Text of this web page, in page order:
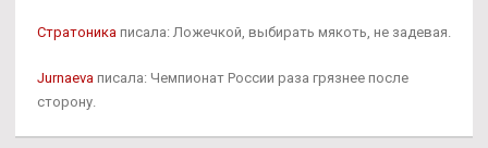
Стратоника писала: Ложечкой, выбирать мякоть, не задевая.
Jurnaeva писала: Чемпионат России раза грязнее после
сторону.